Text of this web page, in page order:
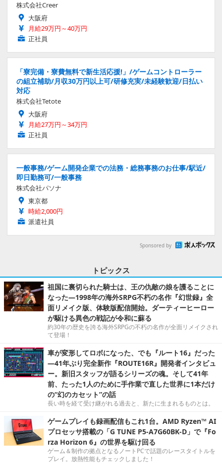
株式会社Creer
大阪府
月給29万円～40万円
正社員
「寮完備・寮費無料で新生活応援!」/ゲームコントローラー
の組立補助/月収30万円以上可/研修充実/未経験歓迎/日払い
対応
株式会社Tetote
大阪府
月給27万円～34万円
正社員
一般事務/ゲーム開発企業での法務・総務事務のお仕事/駅近/
即日勤務可/一般事務
株式会社パソナ
東京都
時給2,000円
派遣社員
Sponsored by
トピックス
祖国に裏切られた騎士は、王の仇敵の娘を護ることに
なった―1998年の海外SRPG不朽の名作『幻世録』全
面リメイク版、体験版配信開始。ダーティーヒーロー
が駆ける異色の戦記が令和に蘇る
約30年の歴史を誇る海外SRPGの不朽の名作が全面リメイクされ
て登場！
車が変形してロボになった、でも『ルート16』だった
―41年ぶり完全新作『ROUTE16R』開発者インタビュ
ー。新旧スタッフが語るシリーズの魂。そして41年
前、たった1人のために手作業で直した世界に1本だけ
の“幻のカセット”の話
長い時を経て受け継がれる過去と、新たに生まれるものとは。
ゲームプレイも録画配信もこれ1台。AMD Ryzen™ AI
プロセッサ搭載の「G TUNE P5-A7G60BK-D」で『Fo
rza Horizon 6』の世界を駆け回る
ゲーム＆制作の拠点となるノートPCで話題のレースタイトルを
プレイ。放熱性能もチェックしました！